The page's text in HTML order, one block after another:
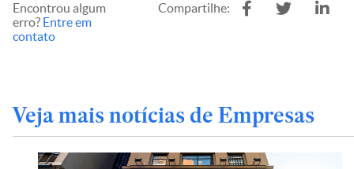
Encontrou algum
erro? Entre em
contato
Compartilhe:
Veja mais notícias de Empresas